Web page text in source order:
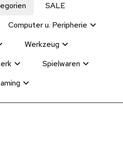
SALE
Computer u. Peripherie
Werkzeug
Spielwaren